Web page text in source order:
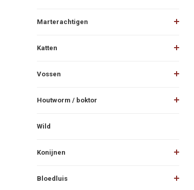
Marterachtigen
Katten
Vossen
Houtworm / boktor
Wild
Konijnen
Bloedluis